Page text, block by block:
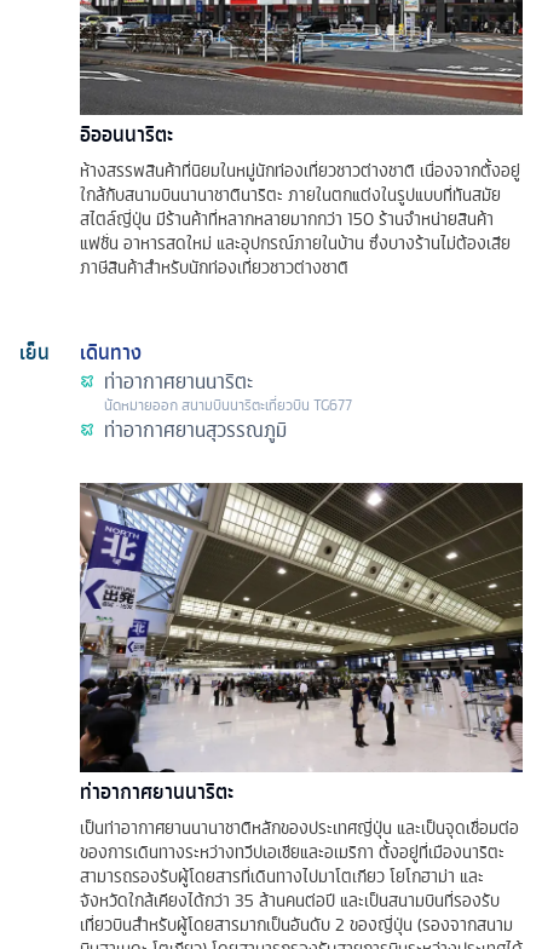
อิออนนาริตะ
ห้างสรรพสินค้าที่นิยมในหมู่นักท่องเที่ยวชาวต่างชาติ เนื่องจากตั้งอยู่
ใกล้กับสนามบินนานาชาตินาริตะ ภายในตกแต่งในรูปแบบที่ทันสมัย
สไตล์ญี่ปุ่น มีร้านค้าที่หลากหลายมากกว่า 150 ร้านจำหน่ายสินค้า
แฟชั่น อาหารสดใหม่ และอุปกรณ์ภายในบ้าน ซึ่งบางร้านไม่ต้องเสีย
ภาษีสินค้าสำหรับนักท่องเที่ยวชาวต่างชาติ
เย็น
เดินทาง
ท่าอากาศยานนาริตะ
นัดหมายออกสนามบินนาริตะเที่ยวบิน TG677
ท่าอากาศยานสุวรรณภูมิ
ท่าอากาศยานนาริตะ
เป็นท่าอากาศยานนานาชาติหลักของประเทศญี่ปุ่น และเป็นจุดเชื่อมต่อ
ของการเดินทางระหว่างทวีปเอเชียและอเมริกา ตั้งอยู่ที่เมืองนาริตะ
สามารถรองรับผู้โดยสารที่เดินทางไปมาโตเกียว โยโกฮาม่า และ
จังหวัดใกล้เคียงได้กว่า 35 ล้านคนต่อปี และเป็นสนามบินที่รองรับ
เที่ยวบินสำหรับผู้โดยสารมากเป็นอันดับ 2 ของญี่ปุ่น (รองจากสนาม